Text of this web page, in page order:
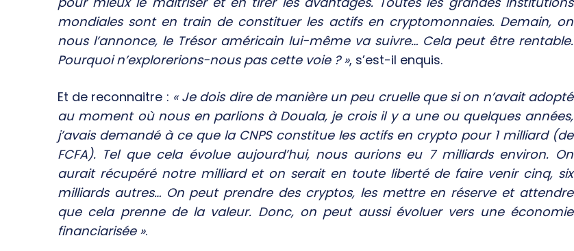
mondiales sont en train de constituer les actifs en cryptomonnaies. Demain, on
nous l’annonce, le Trésor américain lui-même va suivre… Cela peut être rentable.
Pourquoi n’explorerions-nous pas cette voie ? », s’est-il enquis.
Et de reconnaitre : « Je dois dire de manière un peu cruelle que si on n’avait adopté
au moment où nous en parlions à Douala, je crois il y a une ou quelques années,
j’avais demandé à ce que la CNPS constitue les actifs en crypto pour 1 milliard (de
FCFA). Tel que cela évolue aujourd’hui, nous aurions eu 7 milliards environ. On
aurait récupéré notre milliard et on serait en toute liberté de faire venir cinq, six
milliards autres… On peut prendre des cryptos, les mettre en réserve et attendre
que cela prenne de la valeur. Donc, on peut aussi évoluer vers une économie
financiarisée ».